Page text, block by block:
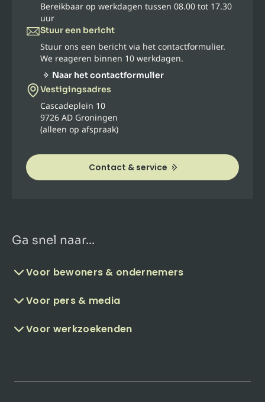
Bereikbaar op werkdagen tussen 08.00 tot 17.30
uur
Stuur een bericht
Stuur ons een bericht via het contactformulier.
We reageren binnen 10 werkdagen.
Naar het contactformulier
Vestigingsadres
Cascadeplein 10
9726 AD Groningen
(alleen op afspraak)
Contact & service
Ga snel naar...
Voor bewoners & ondernemers
Voor pers & media
Voor werkzoekenden